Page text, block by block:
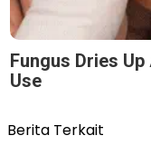
Fungus Dries
Use
Berita Terkait